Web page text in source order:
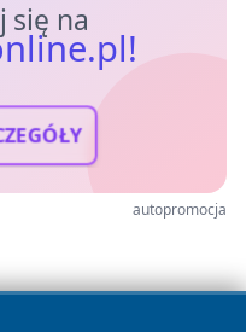
się na
autopromocja